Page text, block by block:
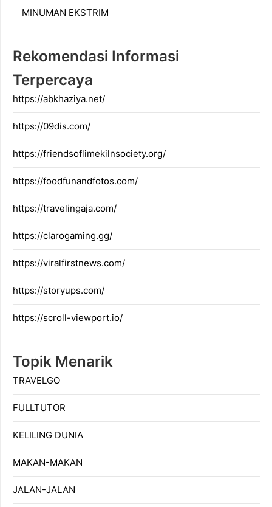
MINUMAN EKSTRIM
Rekomendasi Informasi
Terpercaya
https://abkhaziya.net/
https://09dis.com/
https://friendsoflimekilnsociety.org/
https://foodfunandfotos.com/
https://travelingaja.com/
https://clarogaming.gg/
https://viralfirstnews.com/
https://storyups.com/
https://scroll-viewport.io/
Topik Menarik
TRAVELGO
FULLTUTOR
KELILING DUNIA
MAKAN-MAKAN
JALAN-JALAN